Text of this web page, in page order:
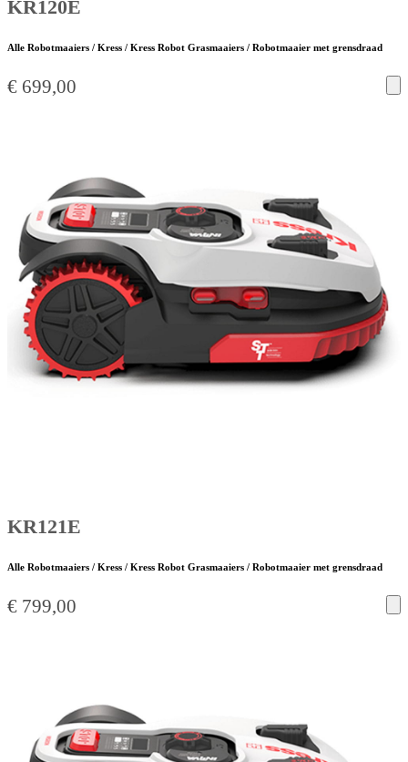
KR120E
Alle Robotmaaiers / Kress / Kress Robot Grasmaaiers / Robotmaaier met grensdraad
€ 699,00
KR121E
Alle Robotmaaiers / Kress / Kress Robot Grasmaaiers / Robotmaaier met grensdraad
€ 799,00